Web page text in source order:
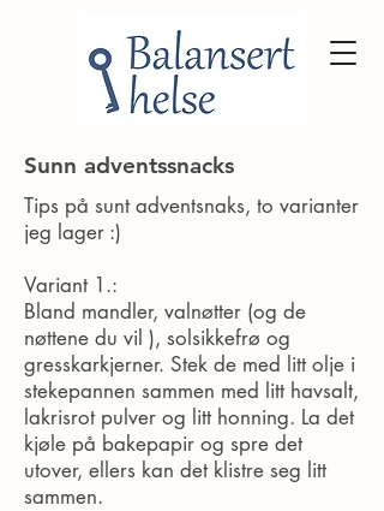
Sunn adventssnacks
Tips på sunt adventsnaks, to varianter
jeg lager :)
Variant 1.:
Bland mandler, valnøtter (og de
nøttene du vil ), solsikkefrø og
gresskarkjerner. Stek de med litt olje i
stekepannen sammen med litt havsalt,
lakrisrot pulver og litt honning. La det
kjøle på bakepapir og spre det
utover, ellers kan det klistre seg litt
sammen.